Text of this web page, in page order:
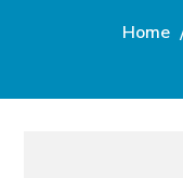
Home